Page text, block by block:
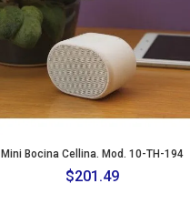
Mini Bocina Cellina. Mod. 10-TH-194
$201.49